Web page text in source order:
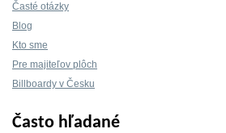
Časté otázky
Blog
Kto sme
Pre majiteľov plôch
Billboardy v Česku
Často hľadané